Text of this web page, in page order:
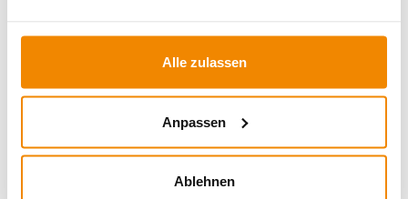
Alle zulassen
Anpassen
Ablehnen
Ihr Berater zum Thema Öfen und
Silvio Wirth berät Sie gern rund um das Thema
Problem ungelöst. Haben Sie Fragen zu unseren